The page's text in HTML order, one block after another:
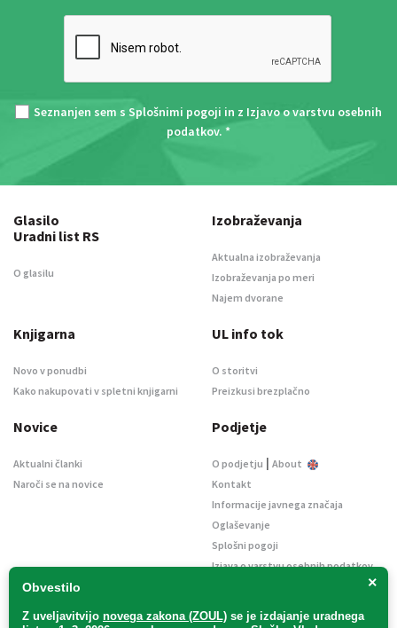
Seznanjen sem s Splošnimi pogoji in z Izjavo o varstvu osebnih
podatkov. *
×
Obvestilo
Z uveljavitvijo novega zakona (ZOUL) se je izdajanje uradnega
Glasilo
Uradni list RS
O glasilu
Izobraževanja
Aktualna izobraževanja
Izobraževanja po meri
Najem dvorane
Knjigarna
Novo v ponudbi
Kako nakupovati v spletni knjigarni
UL info tok
O storitvi
Preizkusi brezplačno
Novice
Aktualni članki
Naroči se na novice
Podjetje
O podjetju | About
Kontakt
Informacije javnega značaja
Oglaševanje
Splošni pogoji
Izjava o varstvu osebnih podatkov